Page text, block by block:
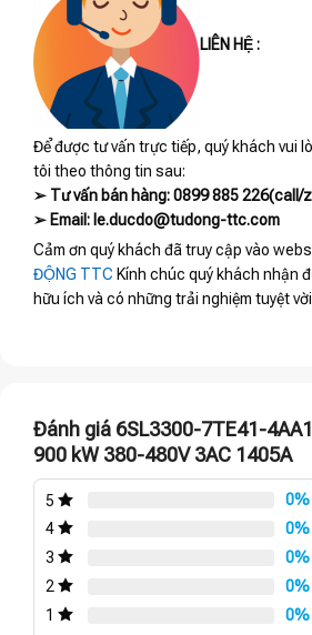
LIÊN HỆ :
Để được tư vấn trực tiếp, quý khách vui
tôi theo thông tin sau:
➢ Tư vấn bán hàng: 0899 885 226(call/
➢ Email: le.ducdo@tudong-ttc.com
Cảm ơn quý khách đã truy cập vào
ĐỘNG TTC Kính chúc quý khách nhận
hữu ích và có những trải nghiệm tuyệt
Đánh giá 6SL3300-7TE41-
900 kW 380-480V 3AC 1405A
5 0%
4
0%
3
0%
2
0%
1
0%